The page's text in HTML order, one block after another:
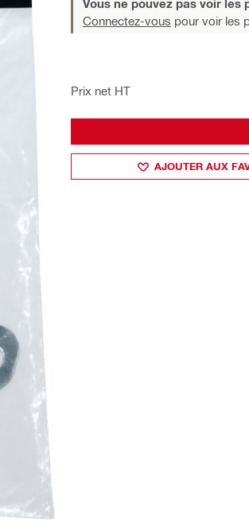
Vous ne pouvez pas voir les
Connectez-vous pour voir les
Prix net HT
AJOUTER AUX